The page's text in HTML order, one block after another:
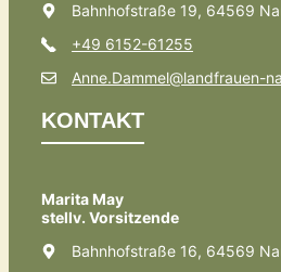
Bahnhofstraße 19, 64569
+49 6152-61255
Anne.Dammel@landfrauen-
KONTAKT
Marita May
stellv. Vorsitzende
Bahnhofstraße 16, 64569